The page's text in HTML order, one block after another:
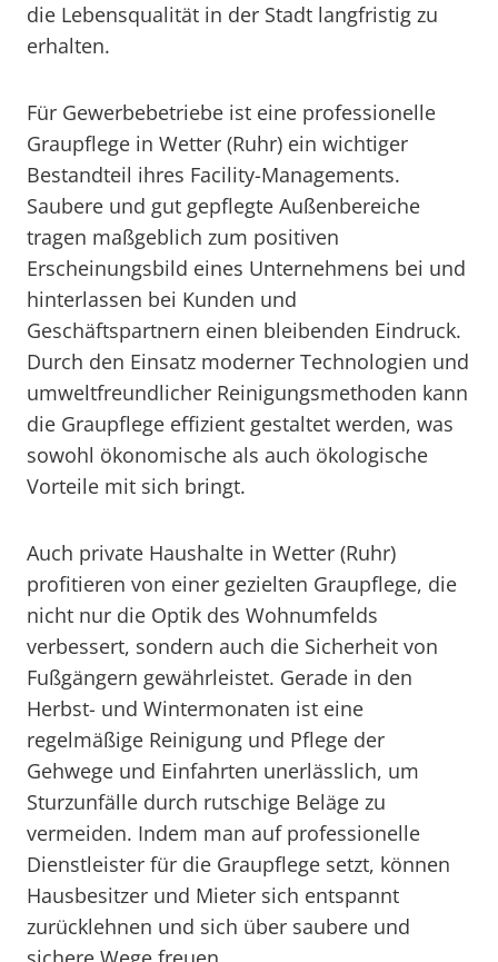
die Lebensqualität in der Stadt langfristig zu
erhalten.
Für Gewerbebetriebe ist eine professionelle
Graupflege in Wetter (Ruhr) ein wichtiger
Bestandteil ihres Facility-Managements.
Saubere und gut gepflegte Außenbereiche
tragen maßgeblich zum positiven
Erscheinungsbild eines Unternehmens bei und
hinterlassen bei Kunden und
Geschäftspartnern einen bleibenden Eindruck.
Durch den Einsatz moderner Technologien und
umweltfreundlicher Reinigungsmethoden kann
die Graupflege effizient gestaltet werden, was
sowohl ökonomische als auch ökologische
Vorteile mit sich bringt.
Auch private Haushalte in Wetter (Ruhr)
profitieren von einer gezielten Graupflege, die
nicht nur die Optik des Wohnumfelds
verbessert, sondern auch die Sicherheit von
Fußgängern gewährleistet. Gerade in den
Herbst- und Wintermonaten ist eine
regelmäßige Reinigung und Pflege der
Gehwege und Einfahrten unerlässlich, um
Sturzunfälle durch rutschige Beläge zu
vermeiden. Indem man auf professionelle
Dienstleister für die Graupflege setzt, können
Hausbesitzer und Mieter sich entspannt
zurücklehnen und sich über saubere und